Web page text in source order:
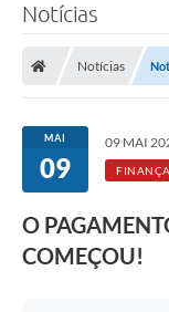
Secretarias
Tributos
Contratos
Notícias
Notícias
MAI
09
09 MAI
O
COMEÇOU!